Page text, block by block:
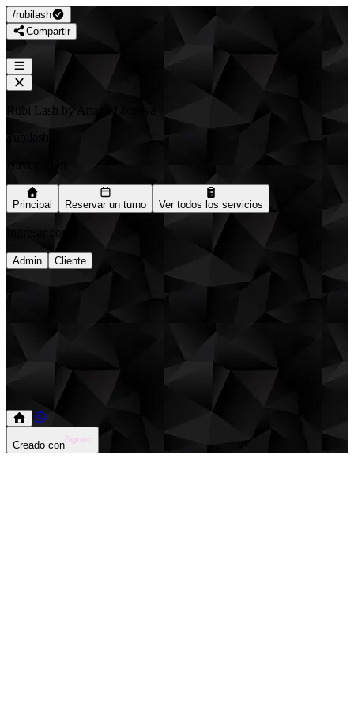
/rubilash
Compartir
Rubi Lash by Ariana Lontoya
Principal Reservar un turno Ver todos los servicios
Ingresar como
Admin Cliente
Creado con